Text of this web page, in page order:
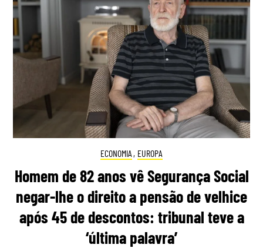
ECONOMIA , EUROPA
Homem de 82 anos vê Segurança Social
negar-lhe o direito a pensão de velhice
após 45 de descontos: tribunal teve a
‘última palavra’